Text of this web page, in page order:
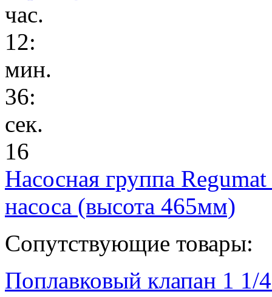
час.
12:
мин.
36:
сек.
16
Насосная группа
насоса (высота 465мм)
Сопутствующие товары:
Поплавковый клапан 1 1/